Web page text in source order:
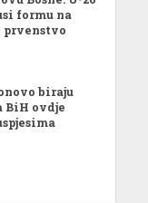
formu na
prvenstvo
biraju
BiH ovdje